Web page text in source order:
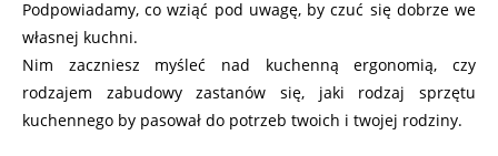
Podpowiadamy, co wziąć pod uwagę, by czuć się dobrze we
własnej kuchni.
Nim zaczniesz myśleć nad kuchenną ergonomią, czy
rodzajem zabudowy zastanów się, jaki rodzaj sprzętu
kuchennego by pasował do potrzeb twoich i twojej rodziny.